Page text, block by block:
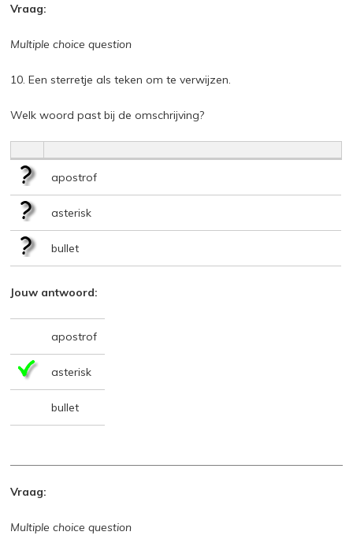
Vraag:
Multiple choice question
10. Een sterretje als teken om te verwijzen.
Welk woord past bij de omschrijving?
apostrof
asterisk
bullet
Jouw antwoord:
apostrof
asterisk
bullet
Vraag:
Multiple choice question